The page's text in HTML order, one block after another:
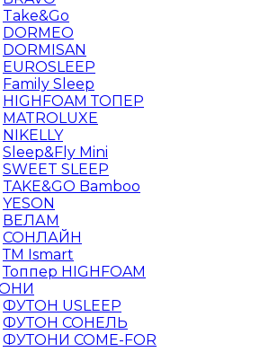
Take&Go
DORMEO
DORMISAN
EUROSLEEP
Family Sleep
HIGHFOAM ТОПЕР
MATROLUXE
NIKELLY
Sleep&Fly Mini
SWEET SLEEP
TAKE&GO Bamboo
YESON
ВЕЛАМ
СОНЛАЙН
ТМ Ismart
Топпер HIGHFOAM
ФУТОН USLEEP
ФУТОН СОНЕЛЬ
ФУТОНИ COME-FOR